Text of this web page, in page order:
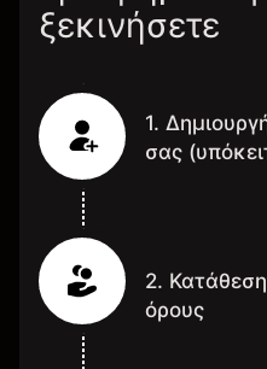
ξεκινήσετε
1.
σας
2.
όρους